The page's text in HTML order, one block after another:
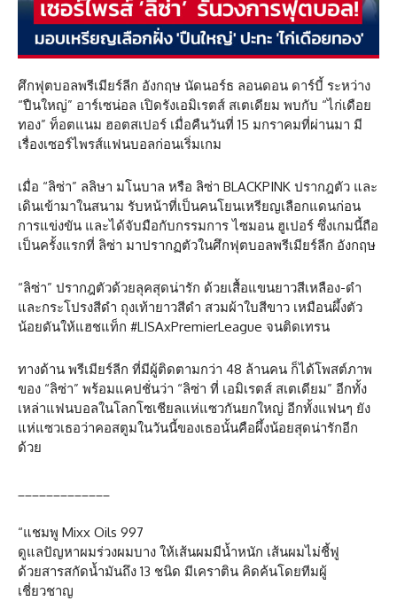
ศึกฟุตบอลพรีเมียร์ลีก อังกฤษ นัดนอร์ธ ลอนดอน ดาร์บี้ ระหว่าง
“ปืนใหญ่” อาร์เซน่อล เปิดรังเอมิเรตส์ สเตเดียม พบกับ “ไก่เดือย
ทอง” ท็อตแนม ฮอตสเปอร์ เมื่อคืนวันที่ 15 มกราคมที่ผ่านมา มี
เรื่องเซอร์ไพรส์แฟนบอลก่อนเริ่มเกม
เมื่อ “ลิซ่า” ลลิษา มโนบาล หรือ ลิซ่า BLACKPINK ปรากฎตัว และ
เดินเข้ามาในสนาม รับหน้าที่เป็นคนโยนเหรียญเลือกแดนก่อน
การแข่งขัน และได้จับมือกับกรรมการ ไซมอน ฮูเปอร์ ซึ่งเกมนี้ถือ
เป็นครั้งแรกที่ ลิซ่า มาปรากฏตัวในศึกฟุตบอลพรีเมียร์ลีก อังกฤษ
“ลิซ่า” ปรากฎตัวด้วยลุคสุดน่ารัก ด้วยเสื้อแขนยาวสีเหลือง-ดำ
และกระโปรงสีดำ ถุงเท้ายาวสีดำ สวมผ้าใบสีขาว เหมือนผึ้งตัว
น้อยดันให้แฮชแท็ก #LISAxPremierLeague จนติดเทรน
ทางด้าน พรีเมียร์ลีก ที่มีผู้ติดตามกว่า 48 ล้านคน ก็ได้โพสต์ภาพ
ของ “ลิซ่า” พร้อมแคปชั่นว่า “ลิซ่า ที่ เอมิเรตส์ สเตเดียม” อีกทั้ง
เหล่าแฟนบอลในโลกโซเชียลแห่แซวกันยกใหญ่ อีกทั้งแฟนๆ ยัง
แห่แซวเธอว่าคอสตูมในวันนี้ของเธอนั้นคือผึ้งน้อยสุดน่ารักอีก
ด้วย
“แชมพู Mixx Oils 997
ดูแลปัญหาผมร่วงผมบาง ให้เส้นผมมีน้ำหนัก เส้นผมไม่ชี้ฟู
ด้วยสารสกัดน้ำมันถึง 13 ชนิด มีเคราติน คิดค้นโดยทีมผู้
เชี่ยวชาญ